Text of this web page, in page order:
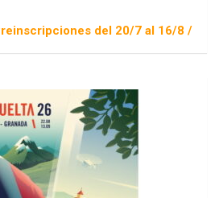
del 20/7 al 16/8 / Sorteo 1 de